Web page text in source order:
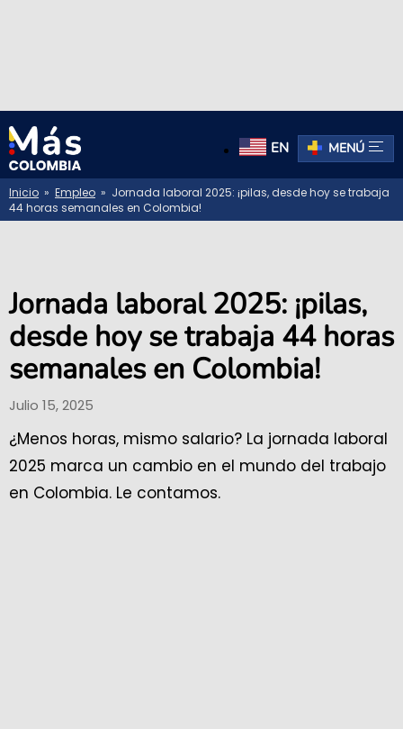
EN MENÚ
Inicio » Empleo » Jornada laboral 2025: ¡pilas, desde hoy se trabaja
44 horas semanales en Colombia!
Jornada laboral 2025: ¡pilas,
desde hoy se trabaja 44 horas
semanales en Colombia!
Julio 15, 2025
¿Menos horas, mismo salario? La jornada laboral
2025 marca un cambio en el mundo del trabajo
en Colombia. Le contamos.